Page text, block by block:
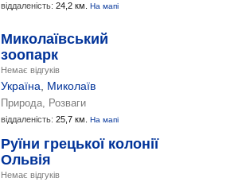
віддаленість: 24,2 км. На мапі
Миколаївський
зоопарк
Немає відгуків
Україна Миколаїв
Природа, Розваги
віддаленість: 25,7 км. На мапі
Руїни грецької колонії
Ольвія
Немає відгуків